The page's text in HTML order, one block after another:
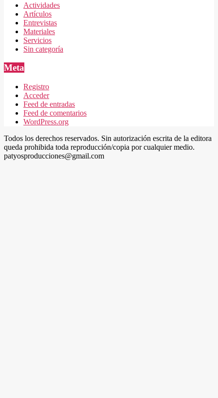
Actividades
Artículos
Entrevistas
Materiales
Servicios
Sin categoría
Meta
Registro
Acceder
Feed de entradas
Feed de comentarios
WordPress.org
Todos los derechos reservados. Sin autorización escrita de la editora
queda prohibida toda reproducción/copia por cualquier medio.
patyosproducciones@gmail.com